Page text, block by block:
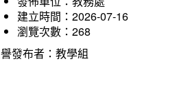
建立時間：2026-07-16
瀏覽次數：268
發布者：教學組